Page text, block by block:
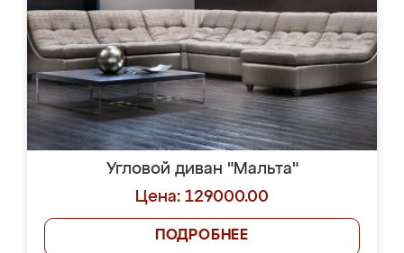
Угловой диван "Мальта"
Цена: 129000.00
ПОДРОБНЕЕ